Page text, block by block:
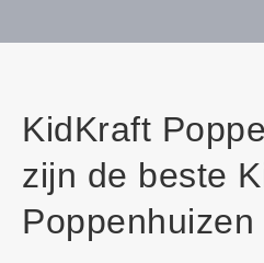
KidKraft
zijn de beste